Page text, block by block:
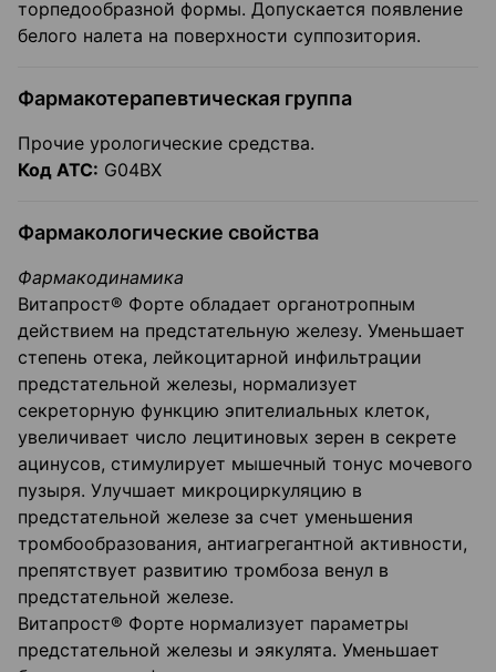
торпедообразной формы. Допускается появление
белого налета на поверхности суппозитория.
Фармакотерапевтическая группа
Прочие урологические средства.
Код АТС: G04BX
Фармакологические свойства
Фармакодинамика
Витапрост® Форте обладает органотропным
действием на предстательную железу. Уменьшает
степень отека, лейкоцитарной инфильтрации
предстательной железы, нормализует
секреторную функцию эпителиальных клеток,
увеличивает число лецитиновых зерен в секрете
ацинусов, стимулирует мышечный тонус мочевого
пузыря. Улучшает микроциркуляцию в
предстательной железе за счет уменьшения
тромбообразования, антиагрегантной активности,
препятствует развитию тромбоза венул в
предстательной железе.
Витапрост® Форте нормализует параметры
предстательной железы и эякулята. Уменьшает